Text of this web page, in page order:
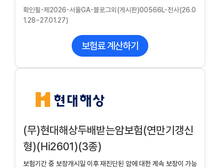
확인필-제2026-서울GA-블로그외(게시판)00566L-전사(26.0
1.28~27.01.27)
보험료 계산하기
(무)현대해상두배받는암보험(연만기갱신
형)(Hi2601)(3종)
보험기간 중 보장개시일 이후 재진단된 암에 대한 계속 보장이 가능